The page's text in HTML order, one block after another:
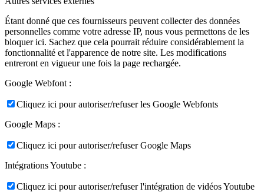
Étant donné que ces fournisseurs peuvent collecter des données
personnelles comme votre adresse IP, nous vous permettons de les
bloquer ici. Sachez que cela pourrait réduire considérablement la
fonctionnalité et l'apparence de notre site. Les modifications
entreront en vigueur une fois la page rechargée.
Google Webfont :
Cliquez ici pour autoriser/refuser les Google Webfonts
Google Maps :
Cliquez ici pour autoriser/refuser Google Maps
Intégrations Youtube :
Cliquez ici pour autoriser/refuser l'intégration de vidéos Youtube